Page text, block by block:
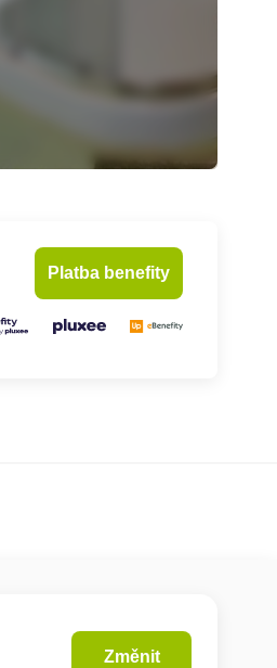
Platba benefity
Změnit